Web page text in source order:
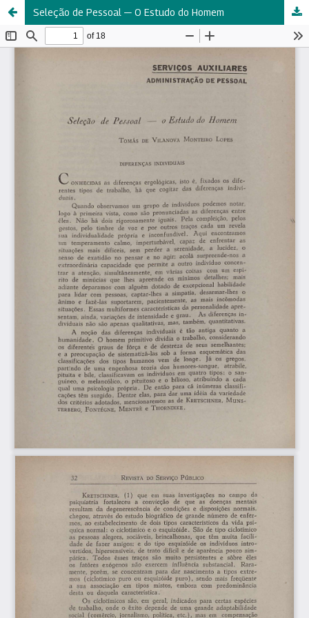
Seleção de Pessoal — O Estudo do Homem